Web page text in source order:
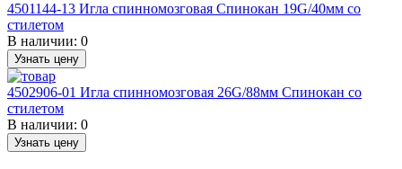
4501144-13 Игла спинномозговая Спинокан 19G/40мм со
стилетом
В наличии: 0
Узнать цену
4502906-01 Игла спинномозговая 26G/88мм Спинокан со
стилетом
В наличии: 0
Узнать цену